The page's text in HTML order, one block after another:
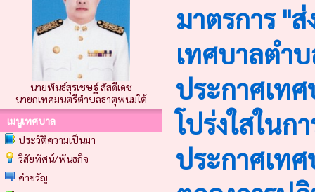
นายพันธ์สุรเชษฐ์ สัสดีเดช
นายกเทศมนตรีตำบลธาตุพนมใต้
เมนูเทศบาล
ประวัติความเป็นมา
วิสัยทัศน์/พันธกิจ
คำขวัญ
มาตรการ "
เทศบาลตำ
ประกาศเท
โปร่งใสในก
ประกาศเท